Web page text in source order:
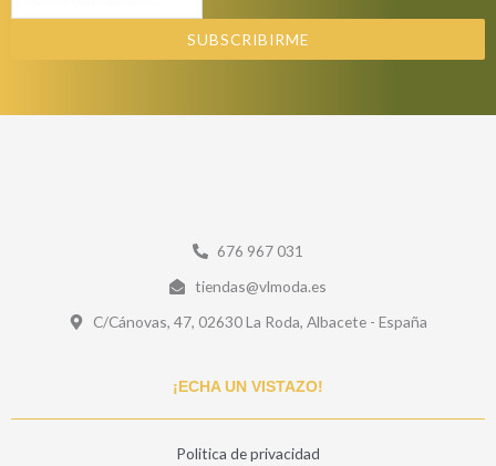
SUBSCRIBIRME
676 967 031
tiendas@vlmoda.es
C/Cánovas, 47, 02630 La Roda, Albacete - España
¡ECHA UN VISTAZO!
Politica de privacidad